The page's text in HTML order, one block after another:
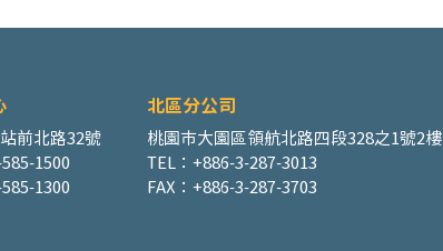
前北路32號
1500
1300
​北區分公司
桃園市大園區領航北路四段328之1號2樓
TEL：+886-3-287-3013
FAX：+886-3-287-3703